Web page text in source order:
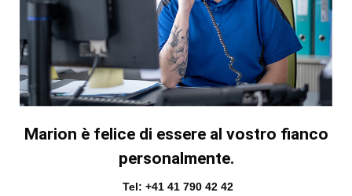
Marion è felice di essere al vostro fianco
personalmente.
Tel: +41 41 790 42 42